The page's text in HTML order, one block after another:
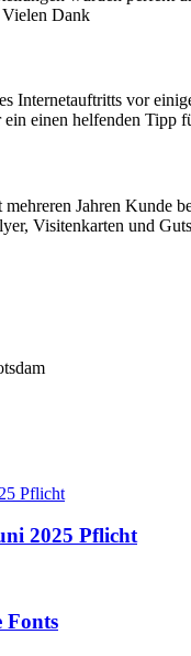
Vielen Dank
Internetauftritts vor
einen helfenden Tipp
Jahren Kunde
Visitenkarten und
2025 Pflicht
Fonts